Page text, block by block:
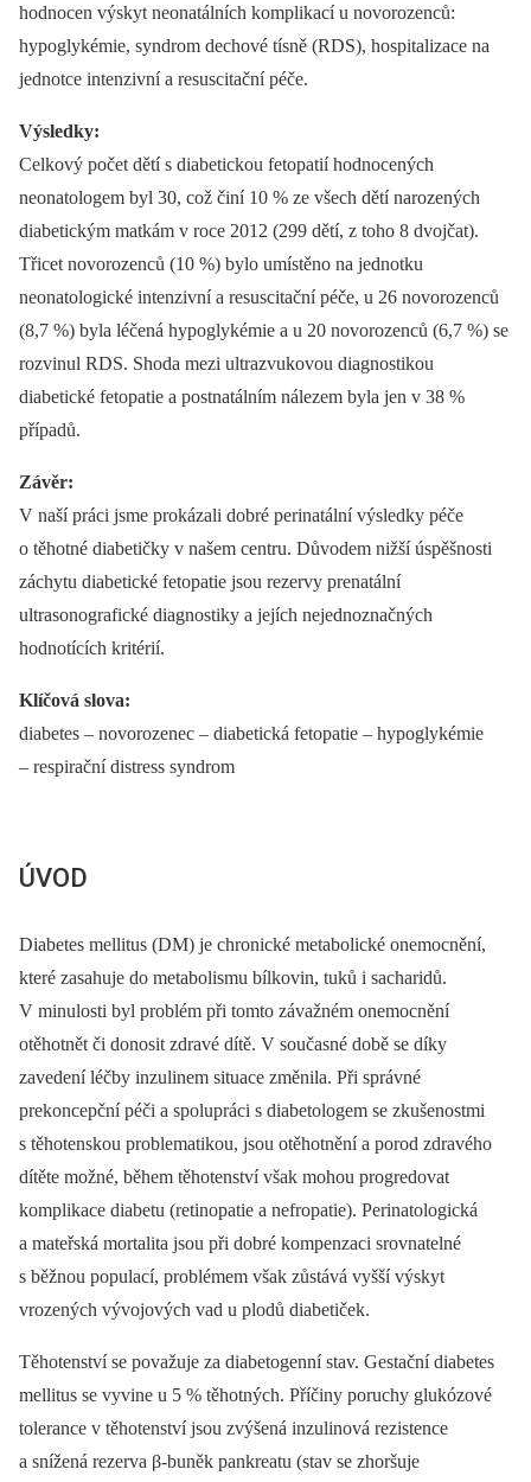
hodnocen výskyt neonatálních komplikací u novorozenců:
hypoglykémie, syndrom dechové tísně (RDS), hospitalizace na
jednotce intenzivní a resuscitační péče.
Výsledky:
Celkový počet dětí s diabetickou fetopatií hodnocených
neonatologem byl 30, což činí 10 % ze všech dětí narozených
diabetickým matkám v roce 2012 (299 dětí, z toho 8 dvojčat).
Třicet novorozenců (10 %) bylo umístěno na jednotku
neonatologické intenzivní a resuscitační péče, u 26 novorozenců
(8,7 %) byla léčená hypoglykémie a u 20 novorozenců (6,7 %) se
rozvinul RDS. Shoda mezi ultrazvukovou diagnostikou
diabetické fetopatie a postnatálním nálezem byla jen v 38 %
případů.
Závěr:
V naší práci jsme prokázali dobré perinatální výsledky péče
o těhotné diabetičky v našem centru. Důvodem nižší úspěšnosti
záchytu diabetické fetopatie jsou rezervy prenatální
ultrasonografické diagnostiky a jejích nejednoznačných
hodnotících kritérií.
Klíčová slova:
diabetes –⁠ novorozenec –⁠ diabetická fetopatie –⁠ hypoglykémie
–⁠ respirační distress syndrom
ÚVOD
Diabetes mellitus (DM) je chronické metabolické onemocnění,
které zasahuje do metabolismu bílkovin, tuků i sacharidů.
V minulosti byl problém při tomto závažném onemocnění
otěhotnět či donosit zdravé dítě. V současné době se díky
zavedení léčby inzulinem situace změnila. Při správné
prekoncepční péči a spolupráci s diabetologem se zkušenostmi
s těhotenskou problematikou, jsou otěhotnění a porod zdravého
dítěte možné, během těhotenství však mohou progredovat
komplikace diabetu (retinopatie a nefropatie). Perinatologická
a mateřská mortalita jsou při dobré kompenzaci srovnatelné
s běžnou populací, problémem však zůstává vyšší výskyt
vrozených vývojových vad u plodů diabetiček.
Těhotenství se považuje za diabetogenní stav. Gestační diabetes
mellitus se vyvine u 5 % těhotných. Příčiny poruchy glukózové
tolerance v těhotenství jsou zvýšená inzulinová rezistence
a snížená rezerva β-buněk pankreatu (stav se zhoršuje